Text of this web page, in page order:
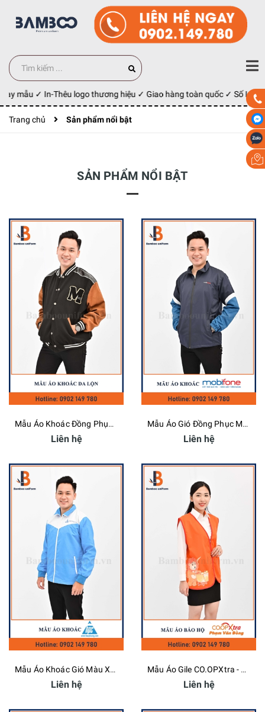
mẫu ✓ In-Thêu logo thương hiệu ✓ Giao hàng toàn quốc ✓ Số
Trang chủ Sản phẩm nổi bật
SẢN PHẨM NỔI BẬT
Mẫu Áo Khoác Đồng Phục Da Lộn Đen Phối Nâu
Liên hệ
Mẫu Áo Gió Đồng Phục Mobifone - Bamboo Uniform
Liên hệ
Mẫu Áo Khoác Gió Màu Xanh Trắng - Bamboo Uniform
Liên hệ
Mẫu Áo Gile CO.OPXtra - Bamboo Uniform
Liên hệ